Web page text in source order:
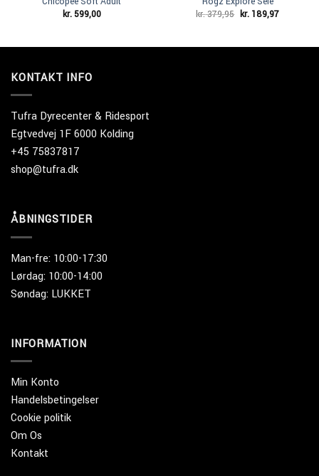
kr.599,00
kr.379,95 Den
oprindelige
kr. 379,95.
kr.189,97Den
kr. 189,97.
KONTAKT INFO
Tufra Dyrecenter & Ridesport
Egtvedvej 1F 6000 Kolding
+45 75837817
shop@tufra.dk
ÅBNINGSTIDER
Man-fre: 10:00-17:30
Lørdag: 10:00-14:00
Søndag: LUKKET
INFORMATION
Min Konto
Handelsbetingelser
Cookie politik
Om Os
Kontakt